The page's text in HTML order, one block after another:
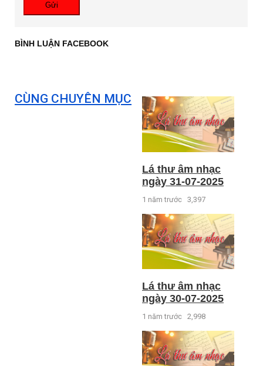
Gửi
BÌNH LUẬN FACEBOOK
CÙNG CHUYÊN MỤC
Lá thư âm nhạc
ngày 31-07-2025
1 năm trước 3,397
Lá thư âm nhạc
ngày 30-07-2025
1 năm trước 2,998